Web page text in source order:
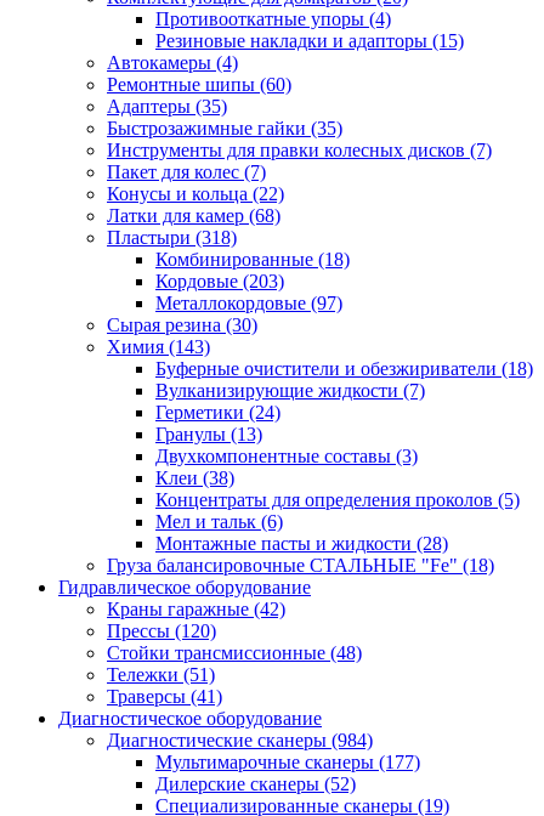
Противооткатные упоры (4)
Резиновые накладки и адапторы (15)
Автокамеры (4)
Ремонтные шипы (60)
Адаптеры (35)
Быстрозажимные гайки (35)
Инструменты для правки колесных дисков (7)
Пакет для колес (7)
Конусы и кольца (22)
Латки для камер (68)
Пластыри (318)
Комбинированные (18)
Кордовые (203)
Металлокордовые (97)
Сырая резина (30)
Химия (143)
Буферные очистители и обезжириватели (18)
Вулканизирующие жидкости (7)
Герметики (24)
Гранулы (13)
Двухкомпонентные составы (3)
Клеи (38)
Концентраты для определения проколов (5)
Мел и тальк (6)
Монтажные пасты и жидкости (28)
Груза балансировочные СТАЛЬНЫЕ "Fe" (18)
Гидравлическое оборудование
Краны гаражные (42)
Прессы (120)
Стойки трансмиссионные (48)
Тележки (51)
Траверсы (41)
Диагностическое оборудование
Диагностические сканеры (984)
Мультимарочные сканеры (177)
Дилерские сканеры (52)
Специализированные сканеры (19)